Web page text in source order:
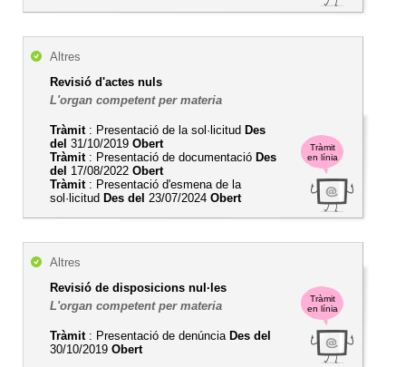
Tràmit
en línia
Altres
Revisió d'actes nuls
L'organ competent per materia
Tràmit: Presentació de la sol·licitud Des
del 31/10/2019 Obert
Tràmit: Presentació de documentació Des
del 17/08/2022 Obert
Tràmit: Presentació d'esmena de la
sol·licitud Des del 23/07/2024 Obert
Tràmit
en línia
Altres
Revisió de disposicions nul·les
L'organ competent per materia
Tràmit: Presentació de denúncia Des del
30/10/2019 Obert